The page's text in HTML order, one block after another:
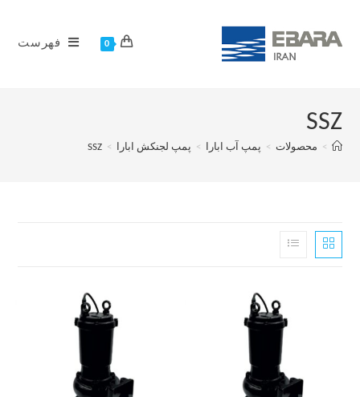
0 فهرست
SSZ
> محصولات > پمپ آب ابارا > پمپ لجنکش ابارا >
SSZ